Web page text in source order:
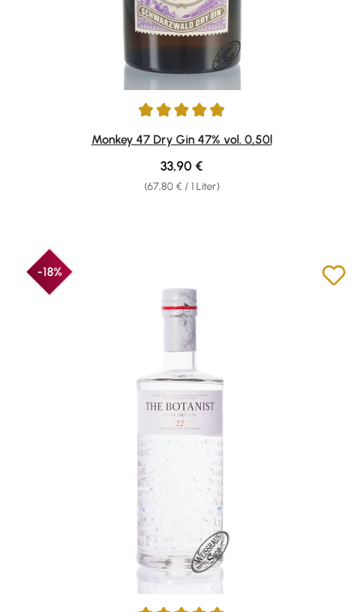
Durchschnittliche Bewertung von 4.92 von 5 Sternen
Monkey 47 Dry Gin 47% vol. 0,50l
(67,80 € / 1 Liter)
Regulärer Preis:
33,90 €
-18%